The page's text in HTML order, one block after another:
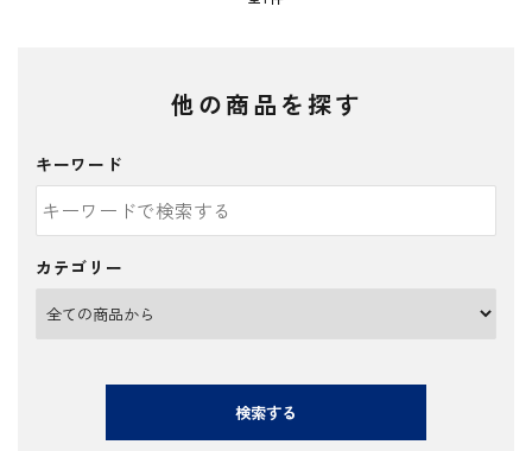
他の商品を探す
キーワード
カテゴリー
検索する